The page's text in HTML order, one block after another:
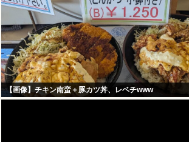
【画像】チキン南蛮＋豚カツ丼、レベチwww